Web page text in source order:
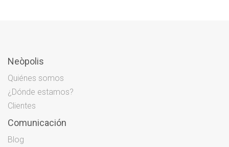
Neòpolis
Quiénes somos
¿Dónde estamos?
Clientes
Comunicación
Blog